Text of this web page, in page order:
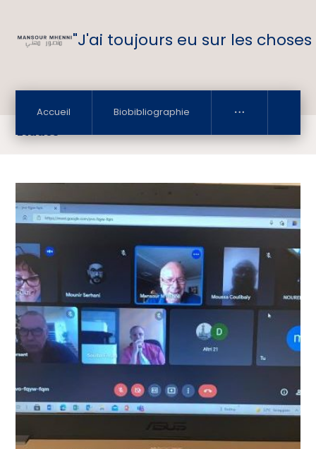
"J'ai toujours eu sur les
Accueil Biobibliographie
Études